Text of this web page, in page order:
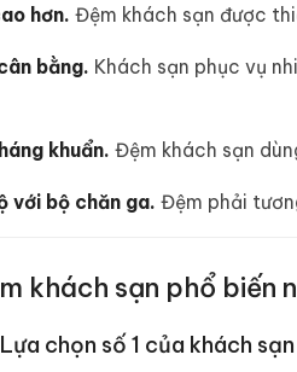
hơn. Đệm khách sạn được
bằng. Khách sạn phục vụ
khuẩn. Đệm khách sạn
với bộ chăn ga. Đệm phải
khách sạn phổ biến
chọn số 1 của khách